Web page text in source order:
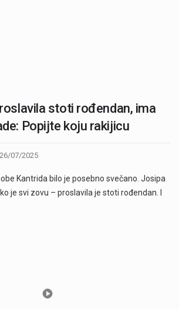
stoti rođendan, ima
Popijte koju rakijicu
26/07/2025
Kantrida bilo je posebno svečano. Josipa
je svi zovu – proslavila je stoti rođendan. I